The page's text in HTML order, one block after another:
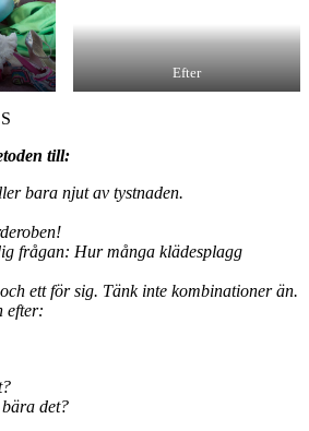
Efter
till:
bara njut av tystnaden.
frågan: Hur många klädesplagg
ett för sig. Tänk inte kombinationer än.
efter:
det?